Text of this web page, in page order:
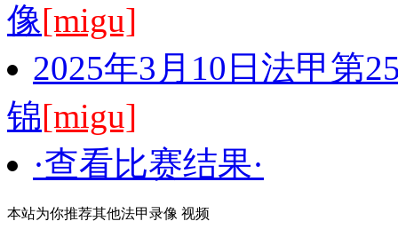
像[migu]
2025年3月10日法甲第
锦[migu]
·查看比赛结果·
本站为你推荐其他法甲录像 视频